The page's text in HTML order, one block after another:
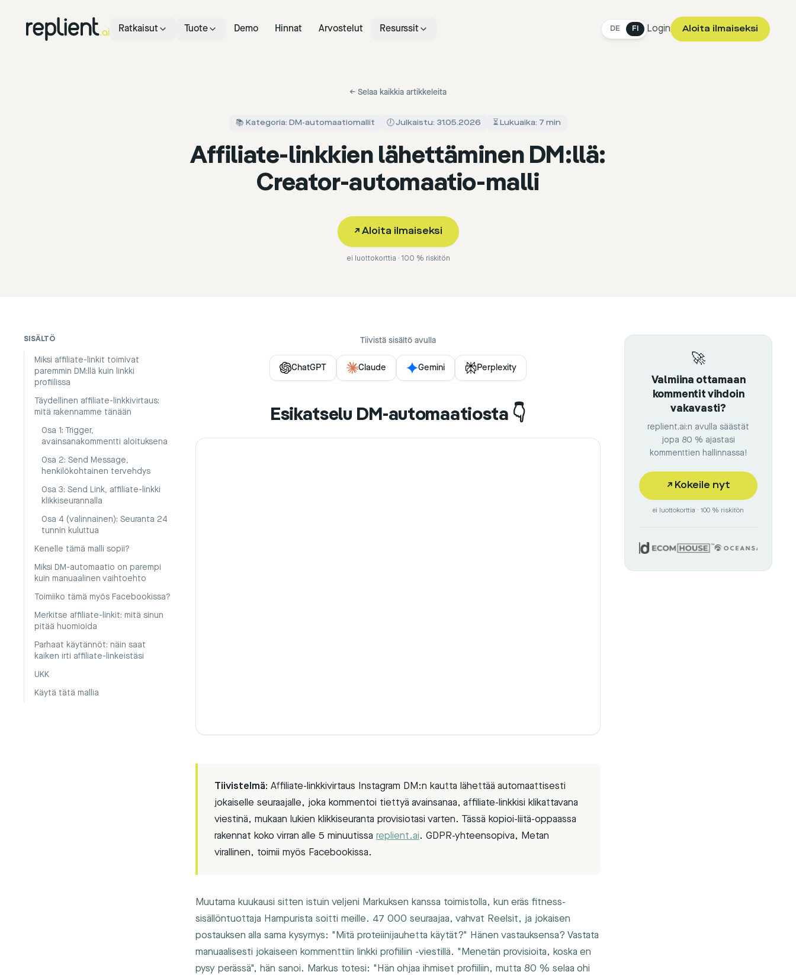
Ratkaisut Tuote Demo Hinnat Arvostelut Resurssit DE FI Login Aloita ilmaiseksi
← Selaa kaikkia artikkeleita
📚 Kategoria: DM-automaatiomallit 🕖 Julkaistu: 31.05.2026 ⏳ Lukuaika: 7 min
Affiliate-linkkien lähettäminen DM:llä:
Creator-automaatio-malli
↗ Aloita ilmaiseksi
ei luottokorttia · 100 % riskitön
SISÄLTÖ
Miksi affiliate-linkit toimivat
paremmin DM:llä kuin linkki
profiilissa
Täydellinen affiliate-linkkivirtaus:
mitä rakennamme tänään
Osa 1: Trigger,
avainsanakommentti aloituksena
Osa 2: Send Message,
henkilökohtainen tervehdys
Osa 3: Send Link, affiliate-linkki
klikkiseurannalla
Osa 4 (valinnainen): Seuranta 24
tunnin kuluttua
Kenelle tämä malli sopii?
Miksi DM-automaatio on parempi
kuin manuaalinen vaihtoehto
Toimiiko tämä myös Facebookissa?
Merkitse affiliate-linkit: mitä sinun
pitää huomioida
Parhaat käytännöt: näin saat
kaiken irti affiliate-linkeistäsi
UKK
Käytä tätä mallia
Tiivistä sisältö avulla
ChatGPT Claude Gemini Perplexity
Esikatselu DM-automaatiosta 👇
Tiivistelmä: Affiliate-linkkivirtaus Instagram DM:n kautta lähettää automaattisesti
jokaiselle seuraajalle, joka kommentoi tiettyä avainsanaa, affiliate-linkkisi klikattavana
viestinä, mukaan lukien klikkiseuranta provisiotasi varten. Tässä kopioi-liitä-oppaassa
rakennat koko virran alle 5 minuutissa replient.ai. GDPR-yhteensopiva, Metan
virallinen, toimii myös Facebookissa.
Muutama kuukausi sitten istuin veljeni Markuksen kanssa toimistolla, kun eräs fitness-
sisällöntuottaja Hampurista soitti meille. 47 000 seuraajaa, vahvat Reelsit, ja jokaisen
postauksen alla sama kysymys: "Mitä proteiinijauhetta käytät?" Hänen vastauksensa? Vastata
manuaalisesti jokaiseen kommenttiin linkki profiiliin -viestillä. "Menetän provisioita, koska en
pysy perässä", hän sanoi. Markus totesi: "Hän ohjaa ihmiset profiiliin, mutta 80 % selaa ohi
🚀
Valmiina ottamaan
kommentit vihdoin
vakavasti?
replient.ai:n avulla säästät
jopa 80 % ajastasi
kommenttien hallinnassa!
↗ Kokeile nyt
ei luottokorttia · 100 % riskitön